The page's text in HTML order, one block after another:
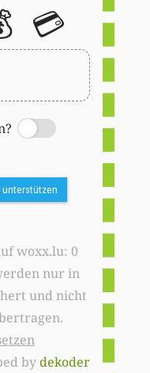
💳
woxx.lu: 0
nur in
und nicht
bydekoder